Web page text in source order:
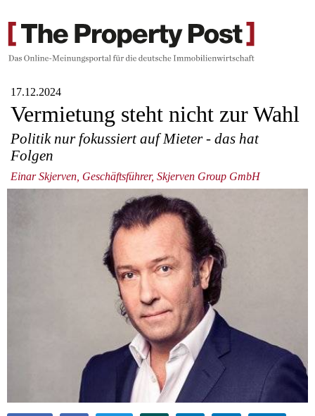
17.12.2024
Vermietung steht nicht zur Wahl
Politik nur fokussiert auf Mieter - das hat
Folgen
Einar Skjerven, Geschäftsführer, Skjerven Group GmbH